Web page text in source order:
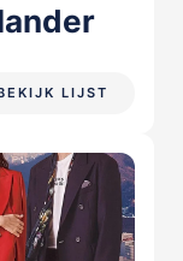
LIJST